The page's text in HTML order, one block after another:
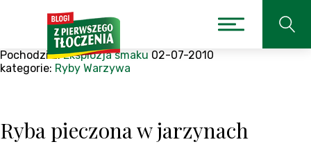
Pochodzi z:Eksplozja smaku 02-07-2010
kategorie: Ryby Warzywa
Ryba pieczona w jarzynach